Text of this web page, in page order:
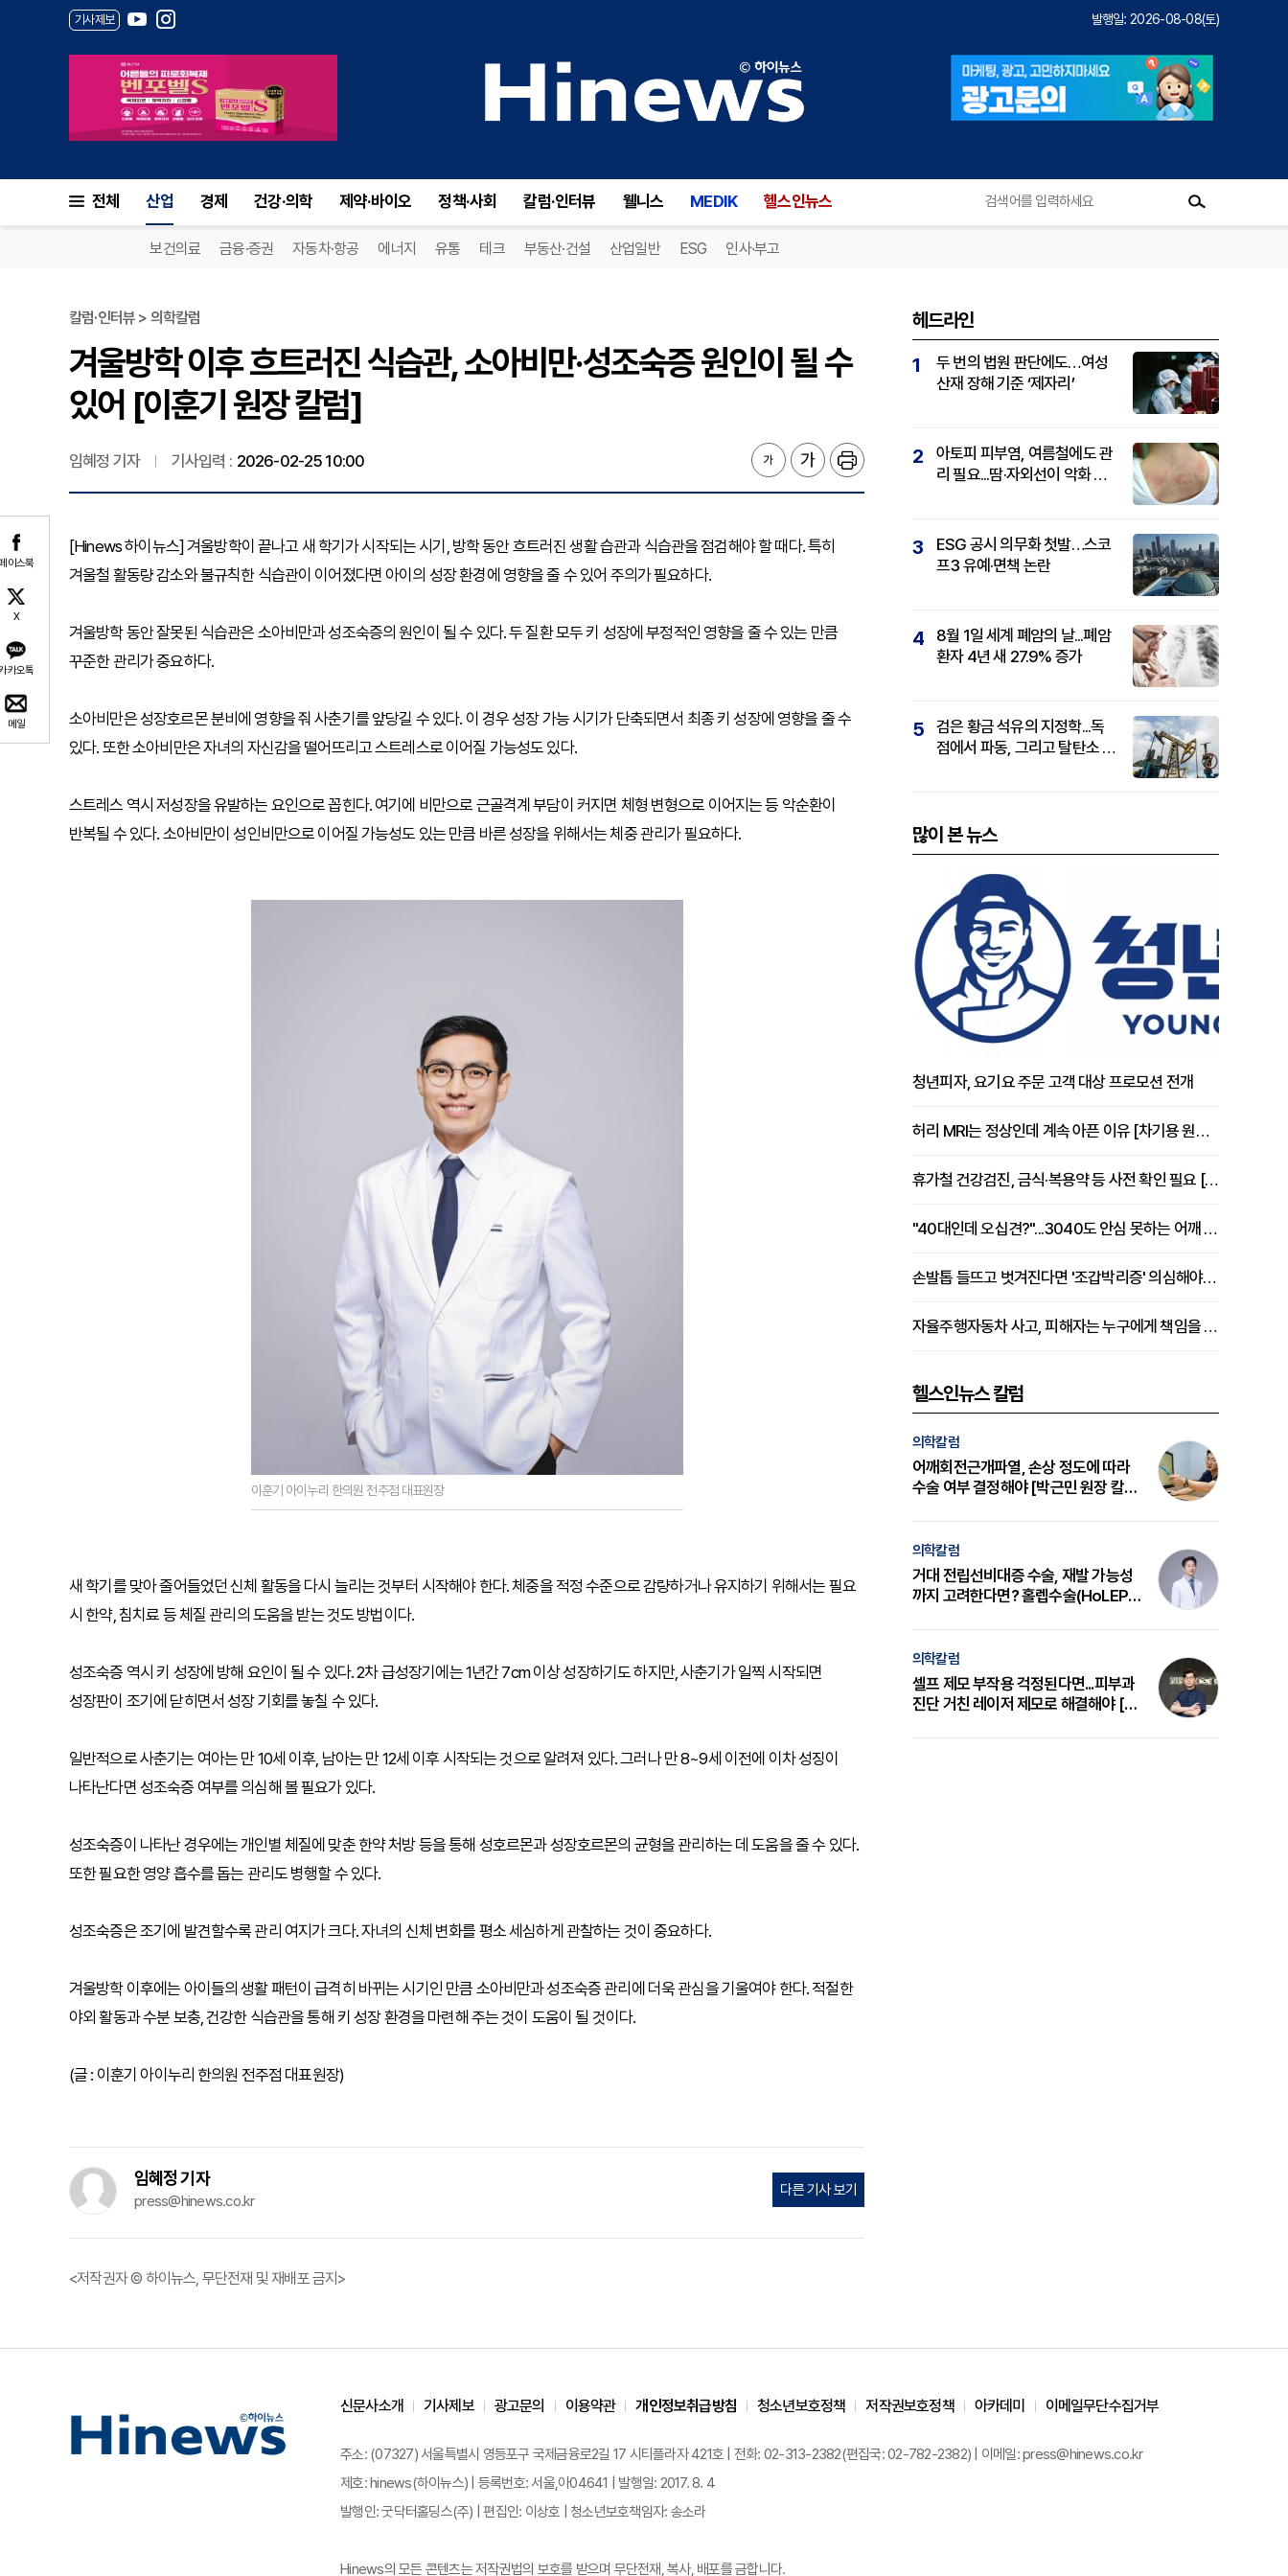
기사제보 발행일: 2026-08-08(토)
전체 산업 경제 건강·의학 제약·바이오 정책·사회 칼럼·인터뷰 웰니스 MEDIK 헬스인뉴스
보건의료 금융·증권 자동차·항공 에너지 유통 테크 부동산·건설 산업일반 ESG 인사·부고
이스북
X
카오톡
메일
칼럼·인터뷰 > 의학칼럼
겨울방학 이후 흐트러진 식습관, 소아비만·성조숙증 원인이 될 수
있어 [이훈기 원장 칼럼]
임혜정 기자 기사입력 : 2026-02-25 10:00
[Hinews 하이뉴스] 겨울방학이 끝나고 새 학기가 시작되는 시기, 방학 동안 흐트러진 생활 습관과 식습관을 점검해야 할 때다. 특히
겨울철 활동량 감소와 불규칙한 식습관이 이어졌다면 아이의 성장 환경에 영향을 줄 수 있어 주의가 필요하다.
겨울방학 동안 잘못된 식습관은 소아비만과 성조숙증의 원인이 될 수 있다. 두 질환 모두 키 성장에 부정적인 영향을 줄 수 있는 만큼
꾸준한 관리가 중요하다.
소아비만은 성장호르몬 분비에 영향을 줘 사춘기를 앞당길 수 있다. 이 경우 성장 가능 시기가 단축되면서 최종 키 성장에 영향을 줄 수
있다. 또한 소아비만은 자녀의 자신감을 떨어뜨리고 스트레스로 이어질 가능성도 있다.
스트레스 역시 저성장을 유발하는 요인으로 꼽힌다. 여기에 비만으로 근골격계 부담이 커지면 체형 변형으로 이어지는 등 악순환이
반복될 수 있다. 소아비만이 성인비만으로 이어질 가능성도 있는 만큼 바른 성장을 위해서는 체중 관리가 필요하다.
이훈기 아이누리 한의원 전주점 대표원장
새 학기를 맞아 줄어들었던 신체 활동을 다시 늘리는 것부터 시작해야 한다. 체중을 적정 수준으로 감량하거나 유지하기 위해서는 필요
시 한약, 침치료 등 체질 관리의 도움을 받는 것도 방법이다.
성조숙증 역시 키 성장에 방해 요인이 될 수 있다. 2차 급성장기에는 1년간 7cm 이상 성장하기도 하지만, 사춘기가 일찍 시작되면
성장판이 조기에 닫히면서 성장 기회를 놓칠 수 있다.
일반적으로 사춘기는 여아는 만 10세 이후, 남아는 만 12세 이후 시작되는 것으로 알려져 있다. 그러나 만 8~9세 이전에 이차 성징이
나타난다면 성조숙증 여부를 의심해 볼 필요가 있다.
성조숙증이 나타난 경우에는 개인별 체질에 맞춘 한약 처방 등을 통해 성호르몬과 성장호르몬의 균형을 관리하는 데 도움을 줄 수 있다.
또한 필요한 영양 흡수를 돕는 관리도 병행할 수 있다.
성조숙증은 조기에 발견할수록 관리 여지가 크다. 자녀의 신체 변화를 평소 세심하게 관찰하는 것이 중요하다.
겨울방학 이후에는 아이들의 생활 패턴이 급격히 바뀌는 시기인 만큼 소아비만과 성조숙증 관리에 더욱 관심을 기울여야 한다. 적절한
야외 활동과 수분 보충, 건강한 식습관을 통해 키 성장 환경을 마련해 주는 것이 도움이 될 것이다.
(글 : 이훈기 아이누리 한의원 전주점 대표원장)
임혜정 기자
press@hinews.co.kr
다른 기사 보기
<저작권자 © 하이뉴스, 무단전재 및 재배포 금지>
헤드라인
1
두 번의 법원 판단에도…여성
산재 장해 기준 ‘제자리’
2
아토피 피부염, 여름철에도 관
리 필요...땀·자외선이 악화 요
3
ESG 공시 의무화 첫발…스코
프3 유예·면책 논란
4
8월 1일 세계 폐암의 날...폐암
환자 4년 새 27.9% 증가
5
검은 황금 석유의 지정학...독
점에서 파동, 그리고 탈탄소 패
많이 본 뉴스
청년피자, 요기요 주문 고객 대상 프로모션 전개
허리 MRI는 정상인데 계속 아픈 이유 [차기용 원장 칼럼]
휴가철 건강검진, 금식·복용약 등 사전 확인 필요 [정도감 원장 칼럼]
"40대인데 오십견?"...3040도 안심 못하는 어깨 유착성 관절낭염
손발톱 들뜨고 벗겨진다면 '조갑박리증' 의심해야 [김철윤 원장 칼럼]
자율주행자동차 사고, 피해자는 누구에게 책임을 물을 수 있을까
헬스인뉴스 칼럼
의학칼럼
어깨회전근개파열, 손상 정도에 따라
수술 여부 결정해야 [박근민 원장 칼
의학칼럼
거대 전립선비대증 수술, 재발 가능성
까지 고려한다면? 홀렙수술(HoLEP)
의학칼럼
셀프 제모 부작용 걱정된다면...피부과
진단 거친 레이저 제모로 해결해야 [변
신문사소개 기사제보 광고문의 이용약관 개인정보취급방침 청소년보호정책 저작권보호정책 아카데미 이메일무단수집거부
주소: (07327) 서울특별시 영등포구 국제금융로2길 17 시티플라자 421호 | 전화: 02-313-2382(편집국: 02-782-2382) | 이메일: press@hinews.co.kr
제호: hinews(하이뉴스) | 등록번호: 서울,아04641 | 발행일: 2017. 8. 4
발행인: 굿닥터홀딩스(주) | 편집인: 이상호 | 청소년보호책임자: 송소라
Hinews의 모든 콘텐츠는 저작권법의 보호를 받으며 무단전재, 복사, 배포를 금합니다.